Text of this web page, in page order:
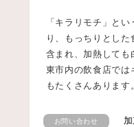
「キラリモチ」と
り、もっちりとした
含まれ、加熱しても
東市内の飲食店では
もたくさんあります。
お問い合わせ